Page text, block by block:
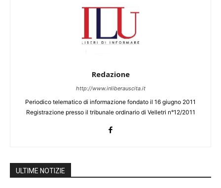
Redazione
http://www.inliberauscita.it
Periodico telematico di informazione fondato il 16 giugno 2011
Registrazione presso il tribunale ordinario di Velletri n°12/2011
ULTIME NOTIZIE